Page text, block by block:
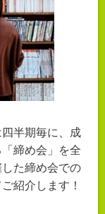
半期毎に、成
締め会」を全
た締め会での
紹介します！